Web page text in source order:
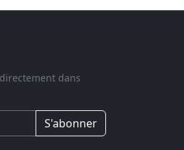
dans
S'abonner